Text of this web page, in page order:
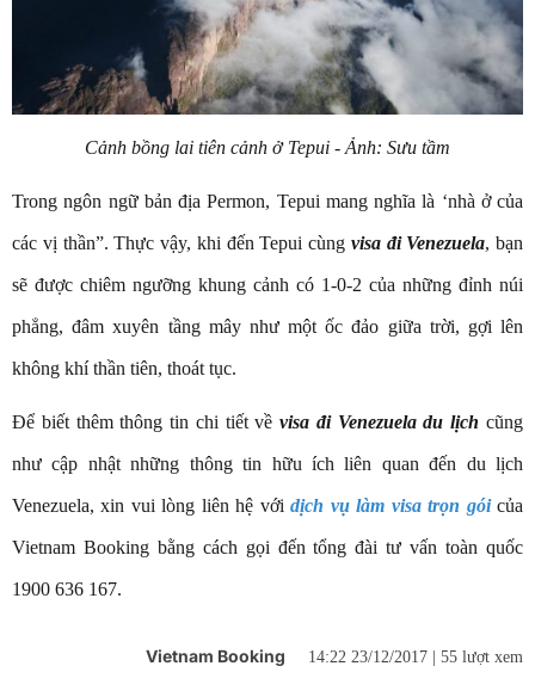
Cảnh bồng lai tiên cảnh ở Tepui - Ảnh: Sưu tầm
Trong ngôn ngữ bản địa Permon, Tepui mang nghĩa là ‘nhà ở của
các vị thần”. Thực vậy, khi đến Tepui cùng visa đi Venezuela, bạn
sẽ được chiêm ngưỡng khung cảnh có 1-0-2 của những đỉnh núi
phẳng, đâm xuyên tầng mây như một ốc đảo giữa trời, gợi lên
không khí thần tiên, thoát tục.
Để biết thêm thông tin chi tiết vềvisa đi Venezuela du lịch cũng
như cập nhật những thông tin hữu ích liên quan đến du lịch
Venezuela, xin vui lòng liên hệ vớidịch vụ làm visa trọn góicủa
Vietnam Booking bằng cách gọi đến tổng đài tư vấn toàn quốc
1900 636 167.
Vietnam Booking 14:22 23/12/2017 | 55 lượt xem